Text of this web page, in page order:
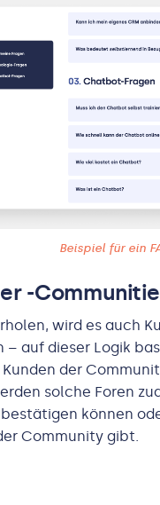
Beispiel für ein
-
wird es auch
auf dieser Logik
der
solche Foren
können
Community gibt.